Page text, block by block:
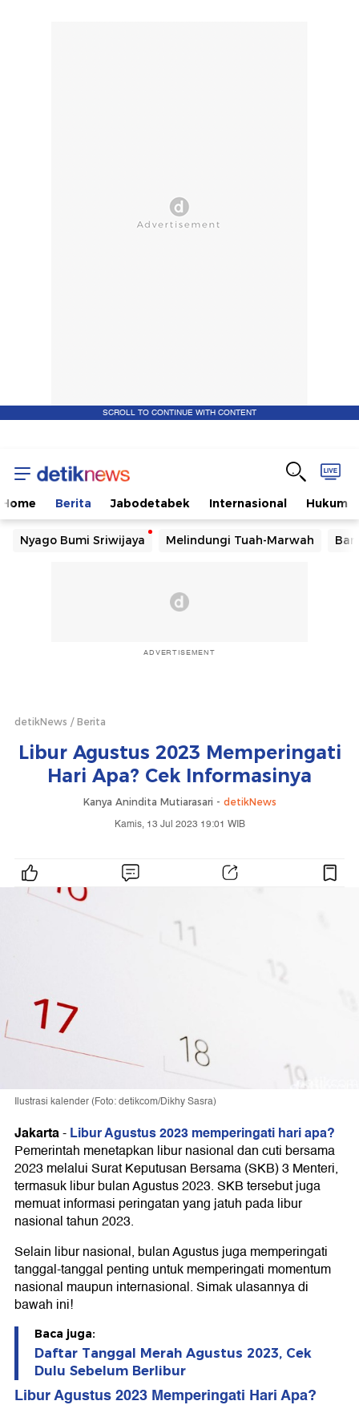
SCROLL TO CONTINUE WITH CONTENT
Home Berita Jabodetabek Internasional Hukum
Nyago Bumi Sriwijaya Melindungi Tuah-Marwah
ADVERTISEMENT
detikNews Berita
Libur Agustus 2023 Memperingati
Hari Apa? Cek Informasinya
Kanya Anindita Mutiarasari - detikNews
Kamis, 13 Jul 2023 19:01 WIB
Ilustrasi kalender (Foto: detikcom/Dikhy Sasra)
Jakarta-Libur Agustus 2023 memperingati hari apa?
Pemerintah menetapkan libur nasional dan cuti bersama
2023 melalui Surat Keputusan Bersama (SKB) 3 Menteri,
termasuk libur bulan Agustus 2023. SKB tersebut juga
memuat informasi peringatan yang jatuh pada libur
nasional tahun 2023.
Selain libur nasional, bulan Agustus juga memperingati
tanggal-tanggal penting untuk memperingati momentum
nasional maupun internasional. Simak ulasannya di
bawah ini!
Baca juga:
Daftar Tanggal Merah Agustus 2023, Cek
Dulu Sebelum Berlibur
Libur Agustus 2023 Memperingati Hari Apa?